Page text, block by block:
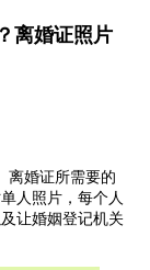
离婚证照片
离婚证所需要的
人照片，每个人
让婚姻登记机关